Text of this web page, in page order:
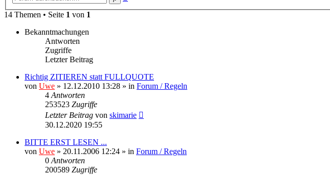
14 Themen • Seite 1 von 1
Bekanntmachungen
Antworten
Zugriffe
Letzter Beitrag
Richtig ZITIEREN statt FULLQUOTE
von Uwe » 12.12.2010 13:28 » in Forum / Regeln
4 Antworten
253523 Zugriffe
Letzter Beitrag von skimarie
30.12.2020 19:55
BITTE ERST LESEN ...
von Uwe » 20.11.2006 12:24 » in Forum / Regeln
0 Antworten
200589 Zugriffe